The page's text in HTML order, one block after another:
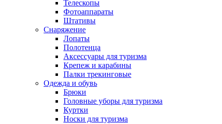
Телескопы
Фотоаппараты
Штативы
Снаряжение
Лопаты
Полотенца
Аксессуары для туризма
Крепеж и карабины
Палки трекинговые
Одежда и обувь
Брюки
Головные уборы для туризма
Куртки
Носки для туризма